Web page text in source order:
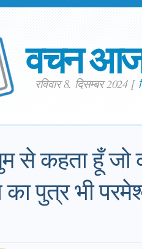
वचन
रविवार 8. दिसम्बर 2024 [
से कहता हूँ जो
का पुत्र भी